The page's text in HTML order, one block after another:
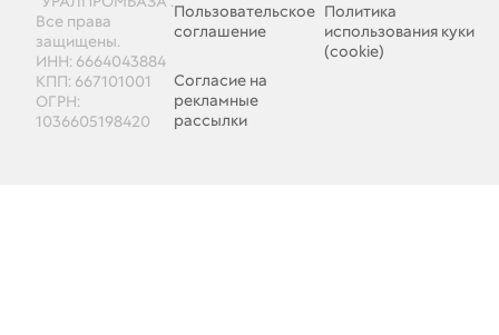
Все права
защищены.
ИНН: 6664043884
КПП: 667101001
ОГРН:
1036605198420
Пользовательское
соглашение
Политика
использования куки
(cookie)
Согласие на
рекламные
рассылки